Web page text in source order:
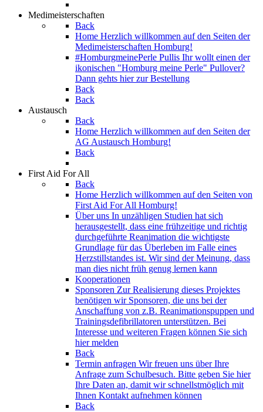
Medimeisterschaften
Back
Home Herzlich willkommen auf den Seiten der
Medimeisterschaften Homburg!
#HomburgmeinePerle Pullis Ihr wollt einen der
ikonischen "Homburg meine Perle" Pullover?
Dann gehts hier zur Bestellung
Back
Back
Austausch
Back
Home Herzlich willkommen auf den Seiten der
AG Austausch Homburg!
Back
First Aid For All
Back
Home Herzlich willkommen auf den Seiten von
First Aid For All Homburg!
Über uns In unzähligen Studien hat sich
herausgestellt, dass eine frühzeitige und richtig
durchgeführte Reanimation die wichtigste
Grundlage für das Überleben im Falle eines
Herzstillstandes ist. Wir sind der Meinung, dass
man dies nicht früh genug lernen kann
Kooperationen
Sponsoren Zur Realisierung dieses Projektes
benötigen wir Sponsoren, die uns bei der
Anschaffung von z.B. Reanimationspuppen und
Trainingsdefibrillatoren unterstützen. Bei
Interesse und weiteren Fragen können Sie sich
hier melden
Back
Termin anfragen Wir freuen uns über Ihre
Anfrage zum Schulbesuch. Bitte geben Sie hier
Ihre Daten an, damit wir schnellstmöglich mit
Ihnen Kontakt aufnehmen können
Back